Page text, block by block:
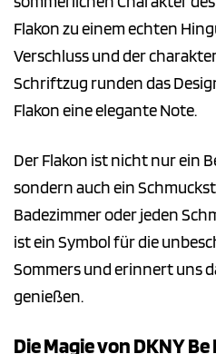
Flakon zu einem echten
Verschluss und der
Schriftzug runden das
Flakon eine elegante Note.
Der Flakon ist nicht nur ein
sondern auch ein
Badezimmer oder jeden
ist ein Symbol für die
Sommers und erinnert uns
genießen.
Die Magie von DKNY